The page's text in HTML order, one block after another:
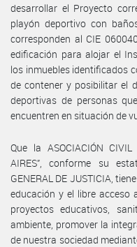
desarrollar el Proyecto
playón deportivo con
corresponden al CIE
edificación para alojar el
los inmuebles identificados
de contener y posibilitar el
deportivas de personas
encuentren en situación de
Que la ASOCIACIÓN CIVIL
AIRES”, conforme su
GENERAL DE JUSTICIA,
educación y el libre acceso
proyectos educativos,
ambiente, promover la
de nuestra sociedad